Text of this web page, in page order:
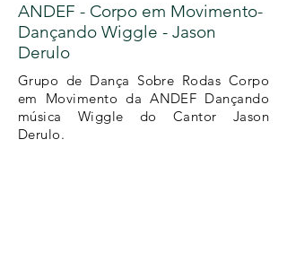
ANDEF - Corpo em Movimento-
Dançando Wiggle - Jason
Derulo
Grupo de Dança Sobre Rodas Corpo
em Movimento da ANDEF Dançando
música Wiggle do Cantor Jason
Derulo.